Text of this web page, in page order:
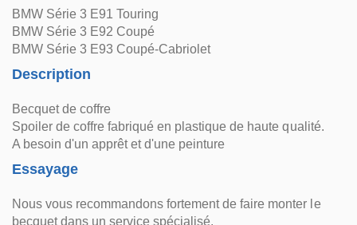
BMW Série 3 E91 Touring
BMW Série 3 E92 Coupé
BMW Série 3 E93 Coupé-Cabriolet
Description
Becquet de coffre
Spoiler de coffre fabriqué en plastique de haute qualité.
A besoin d'un apprêt et d'une peinture
Essayage
Nous vous recommandons fortement de faire monter le
becquet dans un service spécialisé.